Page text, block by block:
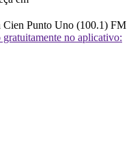
Cien Punto Uno (100.1) FM
gratuitamente no aplicativo: